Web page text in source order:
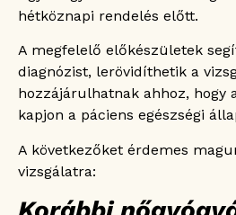
hétköznapi rendelés előtt.
A megfelelő előkészületek
diagnózist, lerövidíthetik a
hozzájárulhatnak ahhoz, hogy
kapjon a páciens egészségi
A következőket érdemes
vizsgálatra: